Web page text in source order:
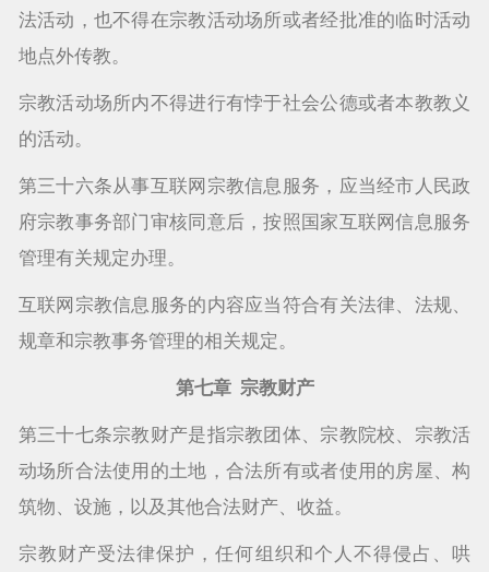
法活动，也不得在宗教活动场所或者经批准的临时活动
地点外传教。
宗教活动场所内不得进行有悖于社会公德或者本教教义
的活动。
第三十六条从事互联网宗教信息服务，应当经市人民政
府宗教事务部门审核同意后，按照国家互联网信息服务
管理有关规定办理。
互联网宗教信息服务的内容应当符合有关法律、法规、
规章和宗教事务管理的相关规定。
第七章 宗教财产
第三十七条宗教财产是指宗教团体、宗教院校、宗教活
动场所合法使用的土地，合法所有或者使用的房屋、构
筑物、设施，以及其他合法财产、收益。
宗教财产受法律保护，任何组织和个人不得侵占、哄